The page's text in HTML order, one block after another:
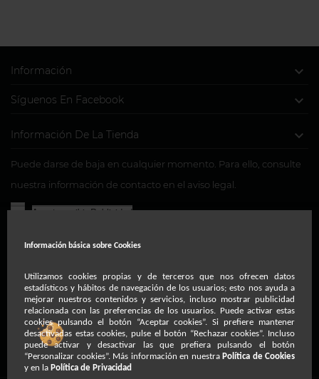
Información básica sobre Cookies
Utilizamos cookies propias y de terceros que nos ofrecen datos
estadísticos y hábitos de navegación de los usuarios; esto nos ayuda a
mejorar nuestros contenidos y servicios, incluso mostrar publicidad
relacionada con las preferencias de los usuarios. Puede activar estas
cookies pulsando el botón “Aceptar cookies”. Si prefiere mantener
desactivadas estas cookies, pulse el botón “Rechazar cookies”. Incluso
puede activar y desactivar las que prefiera pulsando el botón
“Personalizar cookies”. Más información en nuestra Política de Cookies
y en la Política de Privacidad
Información De La Tienda 
Puede darse de baja en cualquier momento. Para ello, consulte
nuestra información de contacto en el aviso legal.
Acepto recibir Publicidad
de cortesía relacionadas con nuestra entidad a través del
teléfono, correo postal ordinario, fax, correo electrónico o
medios de comunicación electrónica equivalentes.
Información 
Síguenos En Facebook 